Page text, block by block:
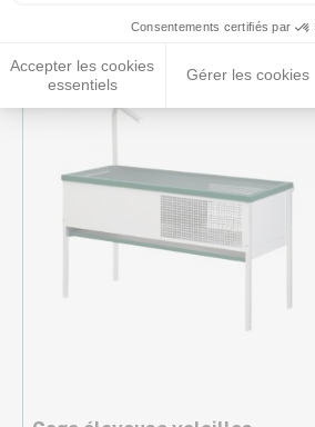
Consentements certifiés par
Accepter les cookies
essentiels
Gérer les cookies